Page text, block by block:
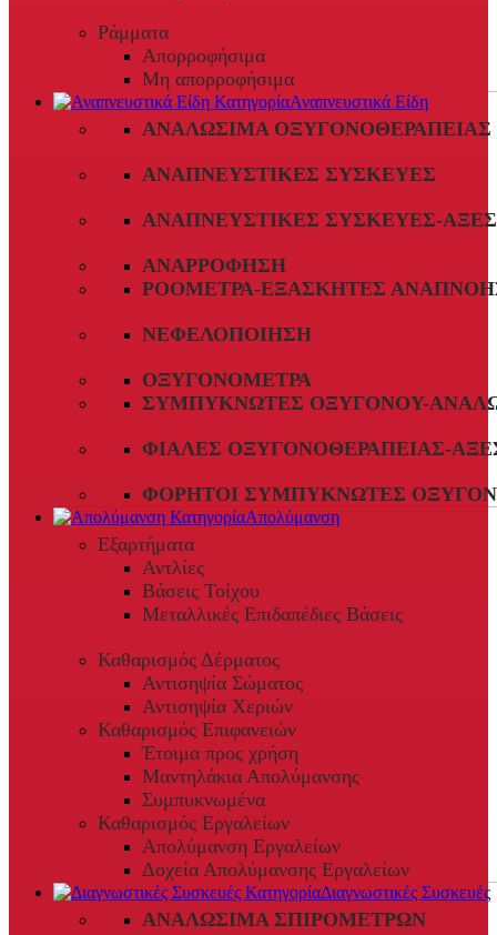
Ράμματα
Απορροφήσιμα
Μη απορροφήσιμα
Αναπνευστικά Είδη
ΑΝΑΛΏΣΙΜΑ ΟΞΥΓΟΝΟΘΕΡΑΠΕΊΑΣ
ΑΝΑΠΝΕΥΣΤΙΚΈΣ ΣΥΣΚΕΥΈΣ
ΑΝΑΠΝΕΥΣΤΙΚΈΣ ΣΥΣΚΕΥΈΣ-
ΑΝΑΡΡΌΦΗΣΗ
ΡΟΌΜΕΤΡΑ-ΕΞΑΣΚΗΤΈΣ
ΝΕΦΕΛΟΠΟΊΗΣΗ
ΟΞΥΓΟΝΌΜΕΤΡΑ
ΣΥΜΠΥΚΝΩΤΈΣ ΟΞΥΓΌΝΟΥ-
ΦΙΆΛΕΣ ΟΞΥΓΟΝΟΘΕΡΑΠΕΊΑΣ-
ΦΟΡΗΤΟΊ ΣΥΜΠΥΚΝΩΤΈΣ
Απολύμανση
Εξαρτήματα
Αντλίες
Βάσεις Τοίχου
Μεταλλικές Επιδαπέδιες Βάσεις
Καθαρισμός Δέρματος
Αντισηψία Σώματος
Αντισηψία Χεριών
Καθαρισμός Επιφανειών
Έτοιμα προς χρήση
Μαντηλάκια Απολύμανσης
Συμπυκνωμένα
Καθαρισμός Εργαλείων
Απολύμανση Εργαλείων
Δοχεία Απολύμανσης Εργαλείων
Διαγνωστικές Συσκευές
ΑΝΑΛΏΣΙΜΑ ΣΠΙΡΟΜΈΤΡΩΝ